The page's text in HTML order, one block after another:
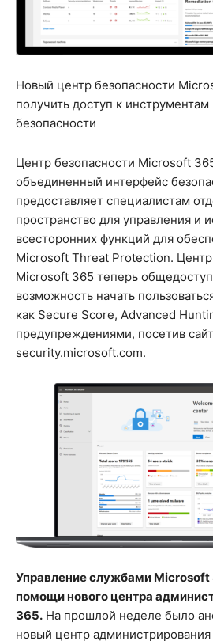
Новый центр безопасности
получить доступ к
безопасности
Центр безопасности Microsoft
объединенный интерфейс
предоставляет специалистам
пространство для управления и
всесторонних функций для
Microsoft Threat Protection. Центр
Microsoft 365 теперь
возможность начать
как Secure Score, Advanced
предупреждениями, посетив сайт
security.microsoft.com.
Управление службами
помощи нового центра
365. На прошлой неделе было
новый центр